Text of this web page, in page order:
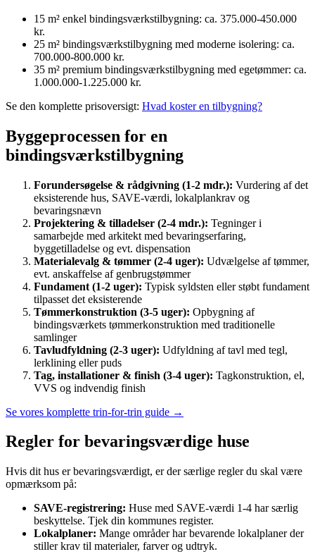
15 m² enkel bindingsværkstilbygning: ca. 375.000-450.000
kr.
25 m² bindingsværkstilbygning med moderne isolering: ca.
700.000-800.000 kr.
35 m² premium bindingsværkstilbygning med egetømmer: ca.
1.000.000-1.225.000 kr.
Se den komplette prisoversigt: Hvad koster en tilbygning?
Byggeprocessen for en
bindingsværkstilbygning
Forundersøgelse & rådgivning (1-2 mdr.): Vurdering af det
eksisterende hus, SAVE-værdi, lokalplankrav og
bevaringsnævn
Projektering & tilladelser (2-4 mdr.): Tegninger i
samarbejde med arkitekt med bevaringserfaring,
byggetilladelse og evt. dispensation
Materialevalg & tømmer (2-4 uger): Udvælgelse af tømmer,
evt. anskaffelse af genbrugstømmer
Fundament (1-2 uger): Typisk syldsten eller støbt fundament
tilpasset det eksisterende
Tømmerkonstruktion (3-5 uger): Opbygning af
bindingsværkets tømmerkonstruktion med traditionelle
samlinger
Tavludfyldning (2-3 uger): Udfyldning af tavl med tegl,
lerklining eller puds
Tag, installationer & finish (3-4 uger): Tagkonstruktion, el,
VVS og indvendig finish
Se vores komplette trin-for-trin guide →
Regler for bevaringsværdige huse
Hvis dit hus er bevaringsværdigt, er der særlige regler du skal være
opmærksom på:
SAVE-registrering: Huse med SAVE-værdi 1-4 har særlig
beskyttelse. Tjek din kommunes register.
Lokalplaner: Mange områder har bevarende lokalplaner der
stiller krav til materialer, farver og udtryk.